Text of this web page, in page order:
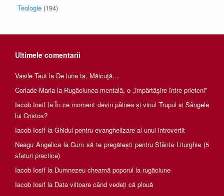
Teologie (194)
Ultimele comentarii
Vasile Taut la De luna ta, Măicuţă…
Corlade Maria la Rugăciunea mentală, o „împărtăşire între prieteni”
Iacob Iosif la În ce moment devin pâinea și vinul Trupul și Sângele
lui Cristos?
Iacob Iosif la Ghidul pentru evanghelizare al unui introvertit
Neagu AngelicalaCum să te pregătești pentru Sfânta Liturghie (5
sfaturi practice)
Iacob Iosif la Dumnezeu cheamă poporul la rugăciune
Iacob Iosif la Data viitoare când vedeți că plouă